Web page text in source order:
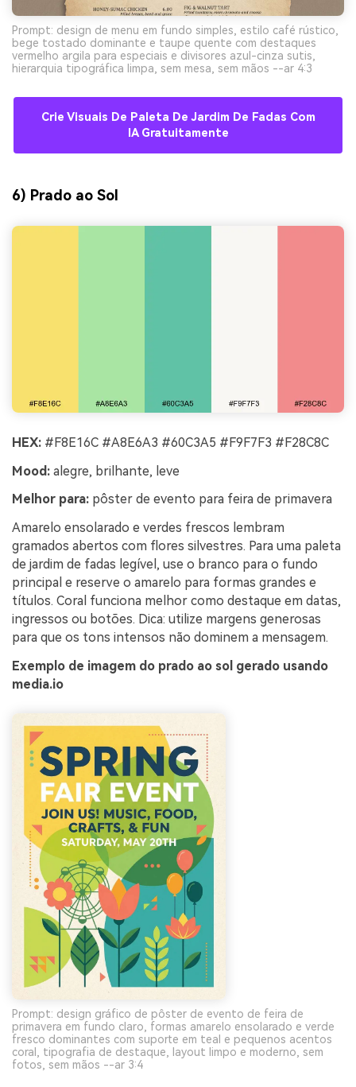
Prompt: design de menu em fundo simples, estilo café rústico,
bege tostado dominante e taupe quente com destaques
vermelho argila para especiais e divisores azul-cinza sutis,
hierarquia tipográfica limpa, sem mesa, sem mãos --ar 4:3
Crie Visuais De Paleta De Jardim De Fadas Com
IA Gratuitamente
6) Prado ao Sol
HEX: #F8E16C #A8E6A3 #60C3A5 #F9F7F3 #F28C8C
Mood: alegre, brilhante, leve
Melhor para: pôster de evento para feira de primavera
Amarelo ensolarado e verdes frescos lembram
gramados abertos com flores silvestres. Para uma paleta
de jardim de fadas legível, use o branco para o fundo
principal e reserve o amarelo para formas grandes e
títulos. Coral funciona melhor como destaque em datas,
ingressos ou botões. Dica: utilize margens generosas
para que os tons intensos não dominem a mensagem.
Exemplo de imagem do prado ao sol gerado usando
media.io
Prompt: design gráfico de pôster de evento de feira de
primavera em fundo claro, formas amarelo ensolarado e verde
fresco dominantes com suporte em teal e pequenos acentos
coral, tipografia de destaque, layout limpo e moderno, sem
fotos, sem mãos --ar 3:4